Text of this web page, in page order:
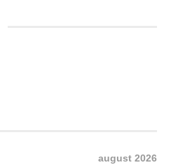
august 2026